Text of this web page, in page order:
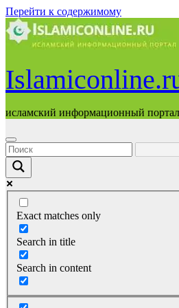
Перейти к содержимому
исламский информационный портал
Exact matches only
Search in title
Search in content